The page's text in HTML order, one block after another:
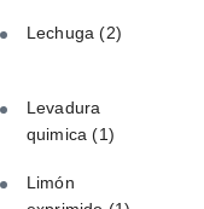
Lechuga(2)
Levadura
quimica(1)
Limón